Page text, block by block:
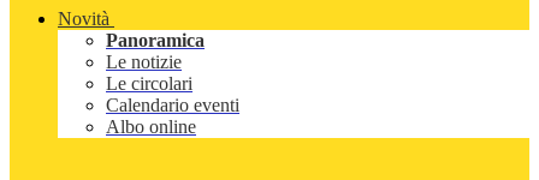
Novità
Panoramica
Le notizie
Le circolari
Calendario eventi
Albo online